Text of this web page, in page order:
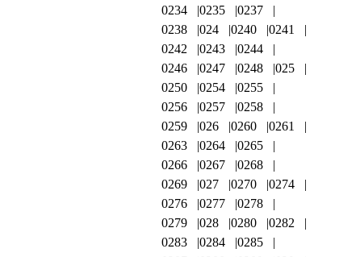
0234
0235
0237
0238
024 0240
0241
0242
0243
0244
0246
0247 0248
025
0250
0254
0255
0256
0257
0258
0259
026 0260
0261
0263
0264
0265
0266
0267
0268
0269
027 0270
0274
0276
0277
0278
0279
028 0280
0282
0283
0284
0285